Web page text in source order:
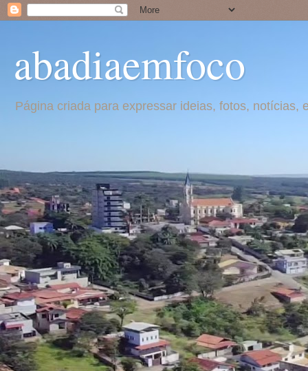
abadiaemfoco
Página criada para expressar ideias, fotos,